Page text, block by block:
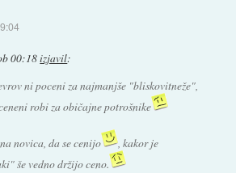
00:18izjavil:
ni poceni za najmanjše "bliskovitneže",
robi za običajne potrošnike
novica, da se cenijo
, kakor je
še vedno držijo ceno.